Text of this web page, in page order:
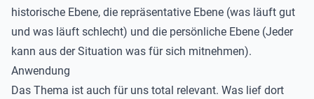
historische Ebene, die repräsentative Ebene (was läuft gut
und was läuft schlecht) und die persönliche Ebene (Jeder
kann aus der Situation was für sich mitnehmen).
Anwendung
Das Thema ist auch für uns total relevant. Was lief dort